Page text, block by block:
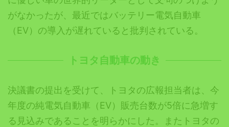
がなかったが、最近ではバッテリー電気自動車
（EV）の導入が遅れていると批判されている。
トヨタ自動車の動き
決議書の提出を受けて、トヨタの広報担当者は、今
年度の純電気自動車（EV）販売台数が5倍に急増す
る見込みであることを明らかにした。またトヨタの